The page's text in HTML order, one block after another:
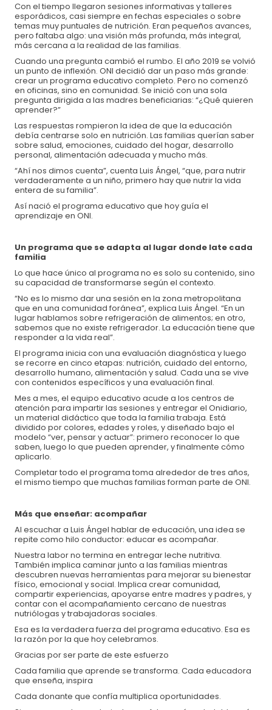
Formas de pago:
Transferencia o depósito bancario
Banco:BBVA
Organismo de Nutrición Infantil, A.C.
No de cuenta:0171197509
CLABE:012320001711975094
Descubre otras maneras de apoyar a la niñez
Solicita tu factura al correo donativos@oni.org.mxo comunícate al
33 3345 3180
Con el tiempo llegaron sesiones informativas y talleres
esporádicos, casi siempre en fechas especiales o sobre
temas muy puntuales de nutrición. Eran pequeños avances,
pero faltaba algo: una visión más profunda, más integral,
más cercana a la realidad de las familias.
Cuando una pregunta cambió el rumbo. El año 2019 se volvió
un punto de inflexión. ONI decidió dar un paso más grande:
crear un programa educativo completo. Pero no comenzó
en oficinas, sino en comunidad. Se inició con una sola
pregunta dirigida a las madres beneficiarias: “¿Qué quieren
aprender?”
Las respuestas rompieron la idea de que la educación
debía centrarse solo en nutrición. Las familias querían saber
sobre salud, emociones, cuidado del hogar, desarrollo
personal, alimentación adecuada y mucho más.
“Ahí nos dimos cuenta”, cuenta Luis Ángel, “que, para nutrir
verdaderamente a un niño, primero hay que nutrir la vida
entera de su familia”.
Así nació el programa educativo que hoy guía el
aprendizaje en ONI.
Un programa que se adapta al lugar donde late cada
familia
Lo que hace único al programa no es solo su contenido, sino
su capacidad de transformarse según el contexto.
“No es lo mismo dar una sesión en la zona metropolitana
que en una comunidad foránea”, explica Luis Ángel. “En un
lugar hablamos sobre refrigeración de alimentos; en otro,
sabemos que no existe refrigerador. La educación tiene que
responder a la vida real”.
El programa inicia con una evaluación diagnóstica y luego
se recorre en cinco etapas: nutrición, cuidado del entorno,
desarrollo humano, alimentación y salud. Cada una se vive
con contenidos específicos y una evaluación final.
Mes a mes, el equipo educativo acude a los centros de
atención para impartir las sesiones y entregar el Onidiario,
un material didáctico que toda la familia trabaja. Está
dividido por colores, edades y roles, y diseñado bajo el
modelo “ver, pensar y actuar”: primero reconocer lo que
saben, luego lo que pueden aprender, y finalmente cómo
aplicarlo.
Completar todo el programa toma alrededor de tres años,
el mismo tiempo que muchas familias forman parte de ONI.
Más que enseñar: acompañar
Al escuchar a Luis Ángel hablar de educación, una idea se
repite como hilo conductor: educar es acompañar.
Nuestra labor no termina en entregar leche nutritiva.
También implica caminar junto a las familias mientras
descubren nuevas herramientas para mejorar su bienestar
físico, emocional y social. Implica crear comunidad,
compartir experiencias, apoyarse entre madres y padres, y
contar con el acompañamiento cercano de nuestras
nutriólogas y trabajadoras sociales.
Esa es la verdadera fuerza del programa educativo. Esa es
la razón por la que hoy celebramos.
Gracias por ser parte de este esfuerzo
Cada familia que aprende se transforma. Cada educadora
que enseña, inspira
Cada donante que confía multiplica oportunidades.